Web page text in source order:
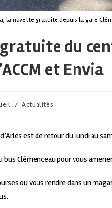
la navette gratuite depuis la gare
du
et Envia
/ Actualités
est de retour du lundi au
bus Clémenceau pour vous
ou vous rendre dans un